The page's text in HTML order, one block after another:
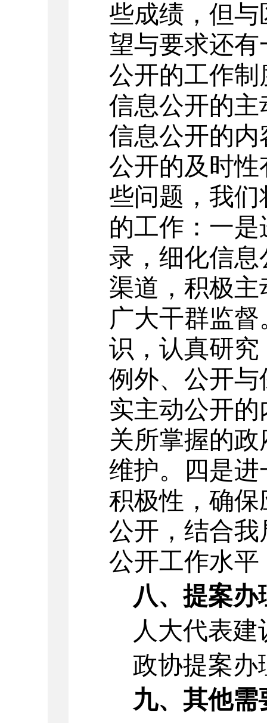
些成绩，但
望与要求还
公开的工作
信息公开的
信息公开的
公开的及时
些问题，我
的工作：一
录，细化信
渠道，积极
广大干群监
识，认真研
例外、公开
实主动公开
关所掌握的
维护。四是
积极性，确
公开，结合
公开工作水平
八、提案办
人大代表
政协提案办
九、其他